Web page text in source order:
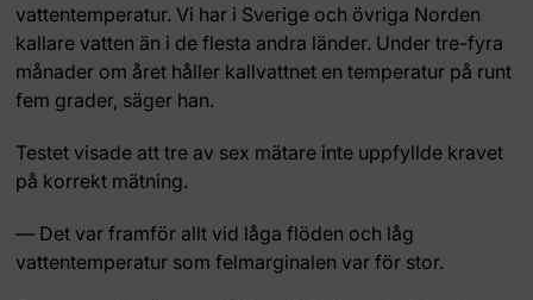
vattentemperatur. Vi har i Sverige och övriga Norden
kallare vatten än i de flesta andra länder. Under tre-fyra
månader om året håller kallvattnet en temperatur på runt
fem grader, säger han.
Testet visade att tre av sex mätare inte uppfyllde kravet
på korrekt mätning.
— Det var framför allt vid låga flöden och låg
vattentemperatur som felmarginalen var för stor.